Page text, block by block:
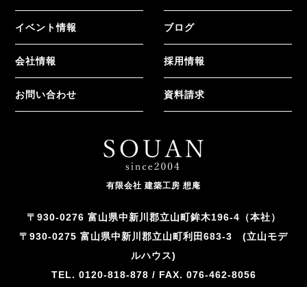
イベント情報 ブログ
会社情報 採用情報
お問い合わせ 資料請求
有限会社 建築工房 想庵
〒930-0276 富山県中新川郡立山町鉾木196-4（本社）
〒930-0275 富山県中新川郡立山町利田683-3 (立山モデ
ルハウス)
TEL. 0120-818-878 / FAX. 076-462-8056